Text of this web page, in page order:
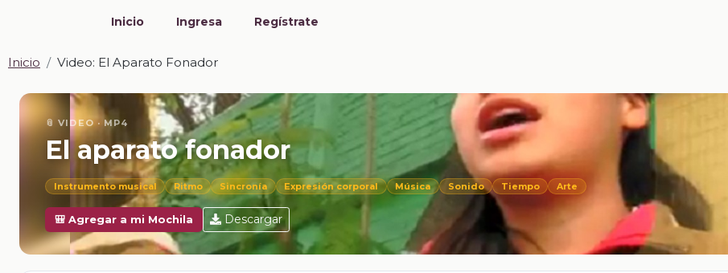
Inicio Ingresa Regístrate
Inicio Video: El Aparato Fonador
📎 VIDEO · MP4
El aparato fonador
Instrumento musical Ritmo Sincronía Expresión corporal Música Sonido Tiempo Arte
🎒 Agregar a mi Mochila Descargar